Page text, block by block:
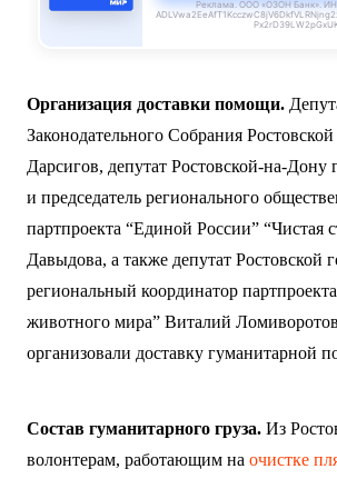
Реклама. ООО «ОЗОН Банк».
Организация доставки помощи.
Законодательного Собрания
Дарсигов, депутат Ростовской-на-
и председатель регионального
партпроекта “Единой России” “Чистая
Давыдова, а также депутат Ростовской
региональный координатор
животного мира” Виталий
организовали доставку гуманитарной
Состав гуманитарного груза.Из
волонтерам, работающим на очистке